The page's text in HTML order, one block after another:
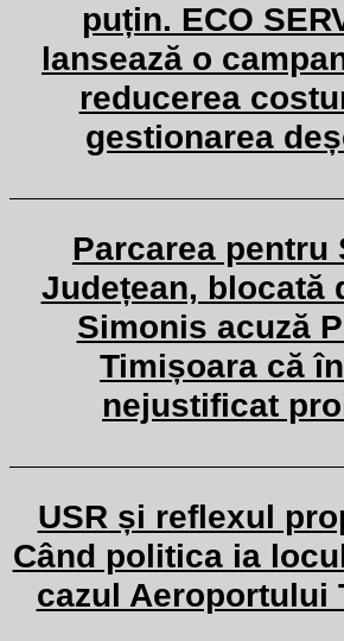
puțin. ECO
lansează o
reducerea
gestionarea
Parcarea pentru
Județean, blocată
Simonis acuză
Timișoara că
nejustificat
USR și reflexul
Când politica ia
cazul Aeroportului